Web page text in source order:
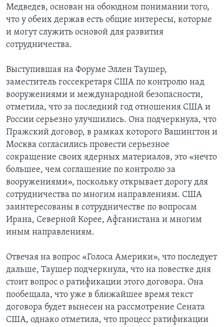
Медведев, основан на обоюдном понимании того,
что у обеих держав есть общие интересы, которые
и могут служить основой для развития
сотрудничества.
Выступившая на Форуме Эллен Таушер,
заместитель госсекретаря США по контролю над
вооружениями и международной безопасности,
отметила, что за последний год отношения США и
России серьезно улучшились. Она подчеркнула, что
Пражский договор, в рамках которого Вашингтон и
Москва согласились провести серьезное
сокращение своих ядерных материалов, это «нечто
большее, чем соглашение по контролю за
вооружениями», поскольку открывает дорогу для
сотрудничества по многим направлениям. США
заинтересованы в сотрудничестве по вопросам
Ирана, Северной Корее, Афганистана и многим
иным направлениям.
Отвечая на вопрос «Голоса Америки», что последует
дальше, Таушер подчеркнула, что на повестке дня
стоит вопрос о ратификации этого договора. Она
пообещала, что уже в ближайшее время текст
договора будет вынесен на рассмотрение Сената
США, однако отметила, что процесс ратификации